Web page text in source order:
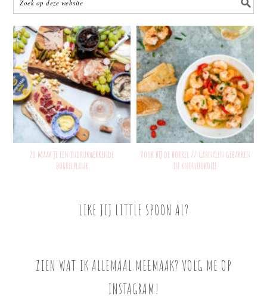
Zo maak je een indrukwekkende
borrelplank
Voor bij de borrel // Garnalen gebakken
in knoflookolie
LIKE JIJ LITTLE SPOON AL?
ZIEN WAT IK ALLEMAAL MEEMAAK? VOLG ME OP
INSTAGRAM!